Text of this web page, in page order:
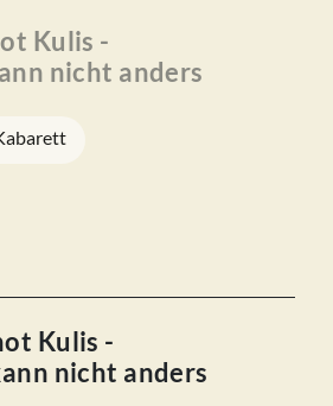
Kulis -
nicht anders
Kulis -
nicht anders